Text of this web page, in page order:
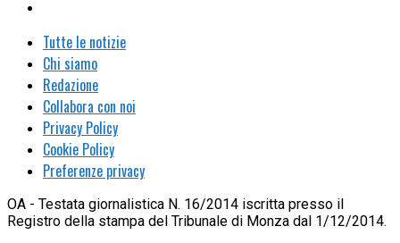
Tutte le notizie
Chi siamo
Redazione
Collabora con noi
Privacy Policy
Cookie Policy
Preferenze privacy
OA - Testata giornalistica N. 16/2014 iscritta presso il
Registro della stampa del Tribunale di Monza dal 1/12/2014.